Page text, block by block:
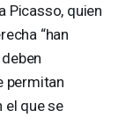
Picasso, quien
“han
permitan
el que se